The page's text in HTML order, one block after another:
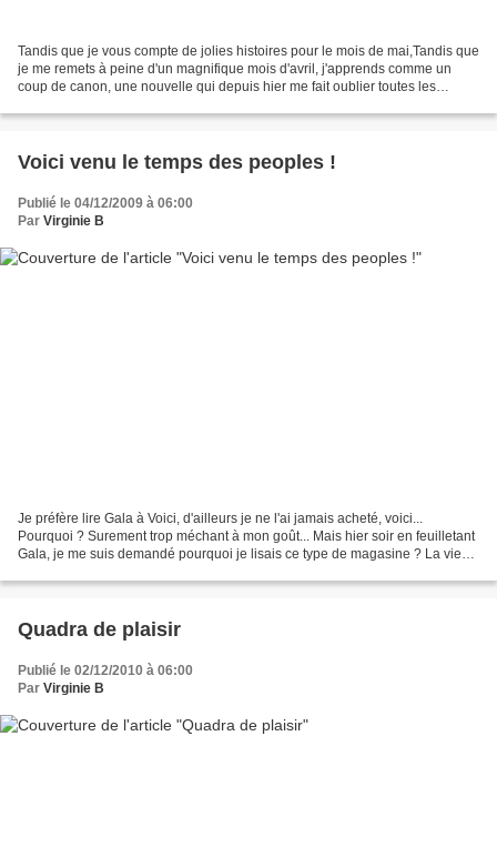
Tandis que je vous compte de jolies histoires pour le mois de mai,Tandis que
je me remets à peine d'un magnifique mois d'avril, j'apprends comme un
coup de canon, une nouvelle qui depuis hier me fait oublier toutes les
Voici venu le temps des peoples !
Publié le 04/12/2009 à 06:00
Par Virginie B
Je préfère lire Gala à Voici, d'ailleurs je ne l'ai jamais acheté, voici...
Pourquoi ? Surement trop méchant à mon goût... Mais hier soir en feuilletant
Gala, je me suis demandé pourquoi je lisais ce type de magasine ? La vie
Quadra de plaisir
Publié le 02/12/2010 à 06:00
Par Virginie B